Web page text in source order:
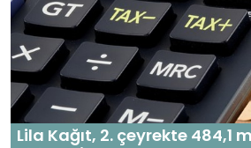
Lila Kağıt, 2. çeyrekte 484,1